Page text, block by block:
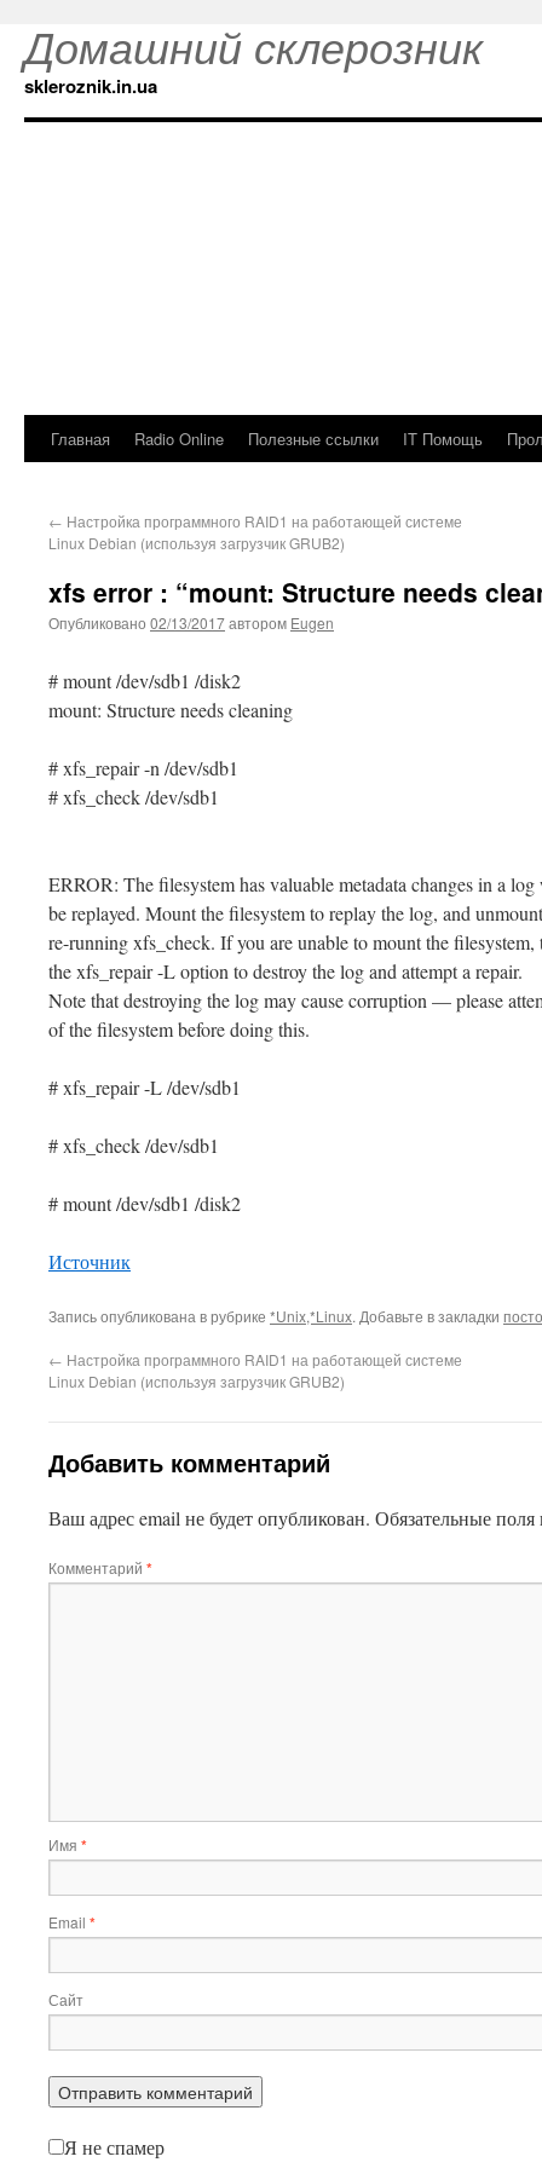
Домашний склерозник
skleroznik.in.ua
Главная Radio Online Полезные ссылки IT Помощь
← Настройка программного RAID1 на работающей системе
Linux Debian (используя загрузчик GRUB2)
xfs error : “mount: Structure needs
Опубликовано 02/13/2017автором Eugen
# mount /dev/sdb1 /disk2
mount: Structure needs cleaning
# xfs_repair -n /dev/sdb1
# xfs_check /dev/sdb1
ERROR: The filesystem has valuable metadata changes in a
be replayed. Mount the filesystem to replay the log, and
re-running xfs_check. If you are unable to mount the filesystem,
the xfs_repair -L option to destroy the log and attempt a repair.
Note that destroying the log may cause corruption — please
of the filesystem before doing this.
# xfs_repair -L /dev/sdb1
# xfs_check /dev/sdb1
# mount /dev/sdb1 /disk2
Источник
Запись опубликована в рубрике *Unix,*Linux. Добавьте в закладки
← Настройка программного RAID1 на работающей системе
Linux Debian (используя загрузчик GRUB2)
Добавить комментарий
Ваш адрес email не будет опубликован. Обязательные
Комментарий *
Имя *
Email *
Сайт
Я не спамер
This plugin created by